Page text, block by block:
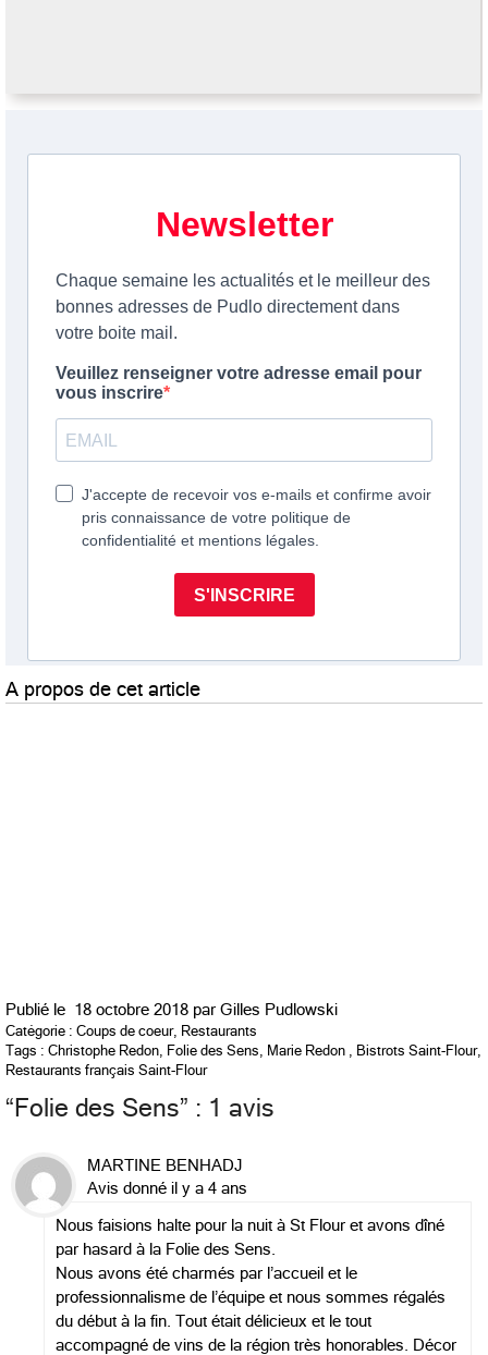
A propos de cet article
Publié le 18 octobre 2018 par Gilles Pudlowski
Catégorie : Coups de coeur, Restaurants
Tags : Christophe Redon Folie des Sens Marie Redon Bistrots Saint-Flour,
Restaurants français Saint-Flour
“ Folie des Sens” : 1 avis
MARTINE BENHADJ
Avis donné il y a 4 ans
Nous faisions halte pour la nuit à St Flour et avons dîné
par hasard à la Folie des Sens.
Nous avons été charmés par l’accueil et le
professionnalisme de l’équipe et nous sommes régalés
du début à la fin. Tout était délicieux et le tout
accompagné de vins de la région très honorables. Décor